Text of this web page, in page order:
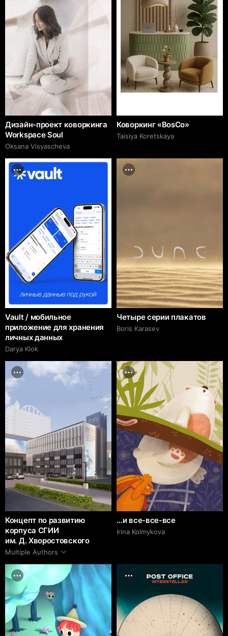
Дизайн-проект коворкинга
Workspace Soul
Oksana Visyascheva
Коворкинг «BosCo»
Taisiya Koretskaya
Vault / мобильное
приложение для хранения
личных данных
Darya Klok
Четыре серии плакатов
Boris Karasev
Концепт по развитию
корпуса СГИИ
им. Д. Хворостовского
Multiple Authors
…и все-все-все
Irina Kolmykova